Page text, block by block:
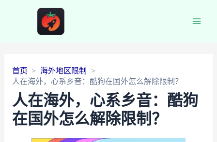
首页
海外地区限制
人在海外，心系乡音：酷狗在国外怎么解除限制？
人在海外，心系乡音：酷狗
在国外怎么解除限制？